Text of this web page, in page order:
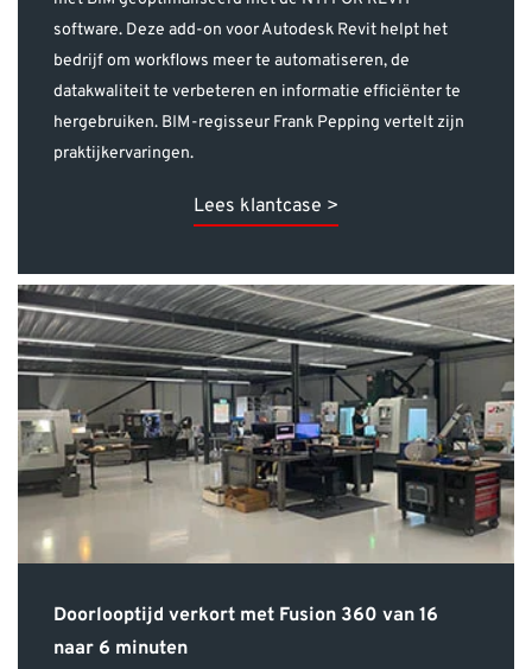
datakwaliteit te verbeteren en informatie efficiënter te
hergebruiken. BIM-regisseur Frank Pepping vertelt zijn
praktijkervaringen.
Lees klantcase >
Doorlooptijd verkort met Fusion 360 van 16
naar 6 minuten
Solutio Kunststof is gespecialiseerd in het ontwerpen en
produceren van maatwerkproducten van kunststof.